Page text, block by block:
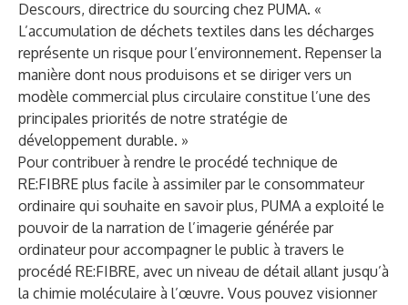
Descours, directrice du sourcing chez PUMA. «
L’accumulation de déchets textiles dans les décharges
représente un risque pour l’environnement. Repenser la
manière dont nous produisons et se diriger vers un
modèle commercial plus circulaire constitue l’une des
principales priorités de notre stratégie de
développement durable. »
Pour contribuer à rendre le procédé technique de
RE:FIBRE plus facile à assimiler par le consommateur
ordinaire qui souhaite en savoir plus, PUMA a exploité le
pouvoir de la narration de l’imagerie générée par
ordinateur pour accompagner le public à travers le
procédé RE:FIBRE, avec un niveau de détail allant jusqu’à
la chimie moléculaire à l’œuvre. Vous pouvez visionner